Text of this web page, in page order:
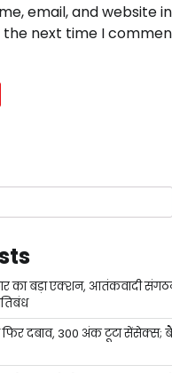
email, and website
next time I
का बड़ा एक्शन, आतंकवादी
फिर दबाव, 300 अंक टूटा सेंसेक्स;